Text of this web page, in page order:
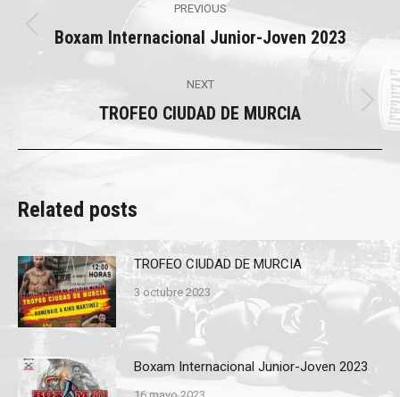
navigation
PREVIOUS
Previous
Boxam Internacional Junior-Joven 2023
NEXT
Next
post:
TROFEO CIUDAD DE MURCIA
Related posts
TROFEO CIUDAD DE MURCIA
3 octubre 2023
Boxam Internacional Junior-Joven 2023